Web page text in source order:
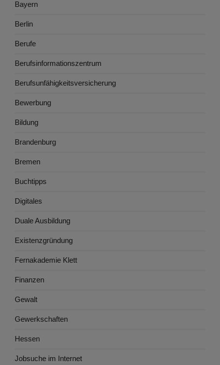
Bayern
Berlin
Berufe
Berufsinformationszentrum
Berufsunfähigkeitsversicherung
Bewerbung
Bildung
Brandenburg
Bremen
Buchtipps
Digitales
Duale Ausbildung
Existenzgründung
Fernakademie Klett
Finanzen
Gewalt
Gewerkschaften
Hessen
Jobsuche im Internet